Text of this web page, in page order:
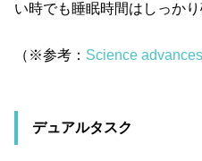
い時でも睡眠時間はしっかり
（※参考： Science advances
デュアルタスク